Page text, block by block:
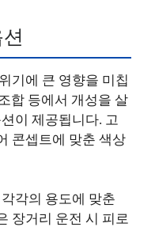
기에 큰 영향을 미칩
합 등에서 개성을 살
이 제공됩니다. 고
콘셉트에 맞춘 색상
각의 용도에 맞춘
장거리 운전 시 피로